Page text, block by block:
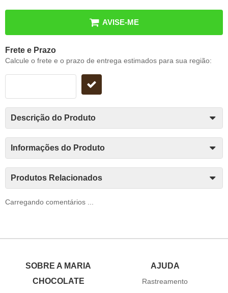
AVISE-ME
Frete e Prazo
Calcule o frete e o prazo de entrega estimados para sua região:
Descrição do Produto
Informações do Produto
Produtos Relacionados
Carregando comentários ...
SOBRE A MARIA
CHOCOLATE
AJUDA
Rastreamento